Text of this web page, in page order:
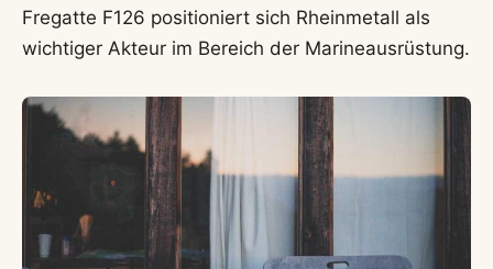
Fregatte F126 positioniert sich Rheinmetall als
wichtiger Akteur im Bereich der Marineausrüstung.